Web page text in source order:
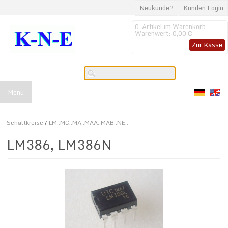
Kunden Login
Neukunde?
0 Artikel im Warenkorb
Warenwert: 0,00 €
Zur Kasse
Menu
Schaltkreise / LM..MC..MA..MAA..MAB..NE..
LM386, LM386N